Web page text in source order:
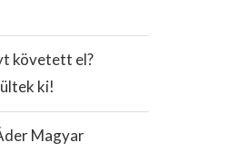
követett el?
ki!
Magyar